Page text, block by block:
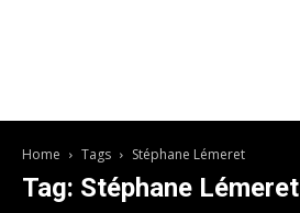
Home Tags Stéphane Lémeret
Tag: Stéphane Lémeret